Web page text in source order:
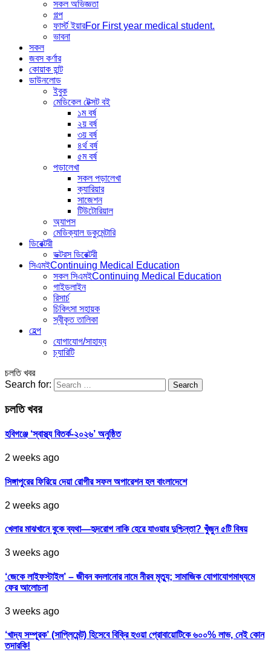
সকল অভিজ্ঞতা
গল্প
ফার্স্ট ইয়ারFor First year medical student.
ভাবনা
সকল
জবস কর্ণার
কোয়াক হান্ট
ডাউনলোড
ইবুক
মেডিকেল টেক্সট বই
১ম বর্ষ
২য় বর্ষ
৩য় বর্ষ
৪র্থ বর্ষ
৫ম বর্ষ
পড়ালেখা
সকল পড়ালেখা
ক্যারিয়ার
সাজেশন
টিউটোরিয়াল
অ্যাপস
মেডিক্যাল ডকুমেন্টারি
ডিরেক্টরী
ডক্টরস ডিরেক্টরী
সিএমইContinuing Medical Education
সকল সিএমইContinuing Medical Education
গাইডলাইন
রিসার্চ
চিকিৎসা সহায়ক
স্বীকৃত তালিকা
হেল্প
যোগাযোগ/সাহায্য
চ্যারিটি
চলতি খবর
Search for:
চলতি খবর
হবিগঞ্জে ‘স্বাস্থ্য বিতর্ক-২০২৬’ অনুষ্ঠিত
2 weeks ago
সিঙ্গাপুরের ফিরিয়ে দেয়া রোগীর সফল অপারেশন হল বাংলাদেশে
2 weeks ago
খেলার মাঝখানে বুকে ব্যথা—হৃদরোগ নাকি হেরে যাওয়ার দুশ্চিন্তা? খুঁজুন ৫টি বিষয়
3 weeks ago
‘জেকে লাইফস্টাইল’ – জীবন বদলানোর নামে নীরব মৃত্যু; সামাজিক যোগাযোগমাধ্যমে
ফের আলোচনা
3 weeks ago
‘খাদ্য সম্পূরক’ (সাপ্লিমেন্ট) হিসেবে বিক্রি হওয়া প্রোবায়োটিকে ৬০০% লাভ, নেই কোন
তদারকি!